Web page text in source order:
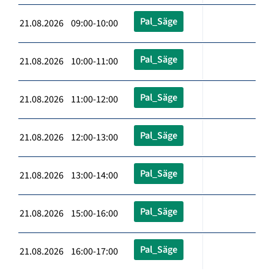
21.08.2026 09:00-10:00 Pal_Säge
21.08.2026 10:00-11:00 Pal_Säge
21.08.2026 11:00-12:00 Pal_Säge
21.08.2026 12:00-13:00 Pal_Säge
21.08.2026 13:00-14:00 Pal_Säge
21.08.2026 15:00-16:00 Pal_Säge
21.08.2026 16:00-17:00 Pal_Säge